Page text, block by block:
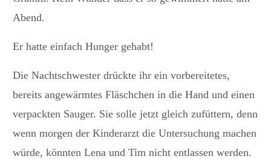
Abend.
Er hatte einfach Hunger gehabt!
Die Nachtschwester drückte ihr ein vorbereitetes,
bereits angewärmtes Fläschchen in die Hand und einen
verpackten Sauger. Sie solle jetzt gleich zufüttern, denn
wenn morgen der Kinderarzt die Untersuchung machen
würde, könnten Lena und Tim nicht entlassen werden.